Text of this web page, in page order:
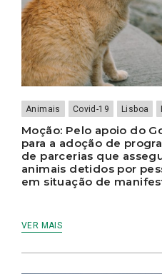
Animais Covid-19 Lisboa
Moção: Pelo apoio do
para a adoção de
de parcerias que
animais detidos por
em situação de
VER MAIS